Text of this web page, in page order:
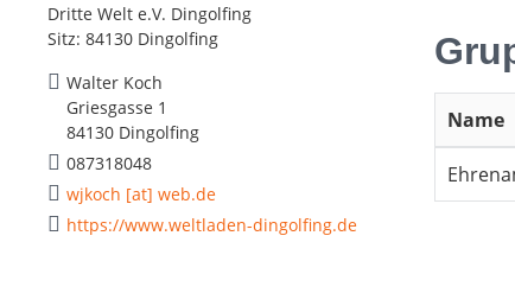
Dritte Welt e.V. Dingolfing
Sitz: 84130 Dingolfing
Walter Koch
Griesgasse 1
84130 Dingolfing
087318048
wjkoch [at] web.de
https://www.weltladen-dingolfing.de
Name